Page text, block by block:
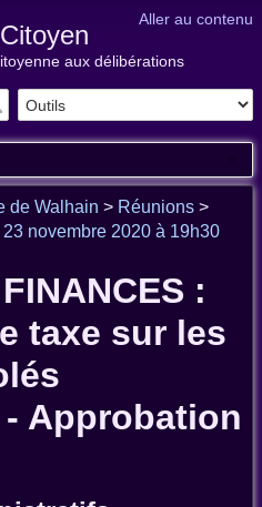
Aller au contenu
aux délibérations
de Walhain > Réunions >
novembre 2020 à 19h30
:
taxe sur les
Approbation